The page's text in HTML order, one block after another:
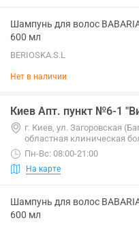
Шампунь для волос
600 мл
BERIOSKA.S.L
Нет в наличии
Киев Апт. пункт №6-1
г. Киев, ул. Загоровская
областная клиническая
Пн-Вс: 08:00-21:00
На карте
Шампунь для волос
600 мл